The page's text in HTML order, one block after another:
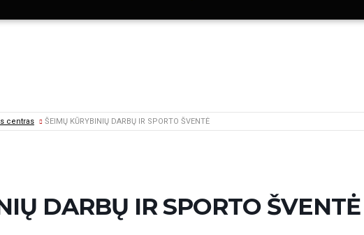
centras ŠEIMŲ KŪRYBINIŲ DARBŲ IR SPORTO ŠVENTĖ
DARBŲ IR SPORTO ŠVENTĖ